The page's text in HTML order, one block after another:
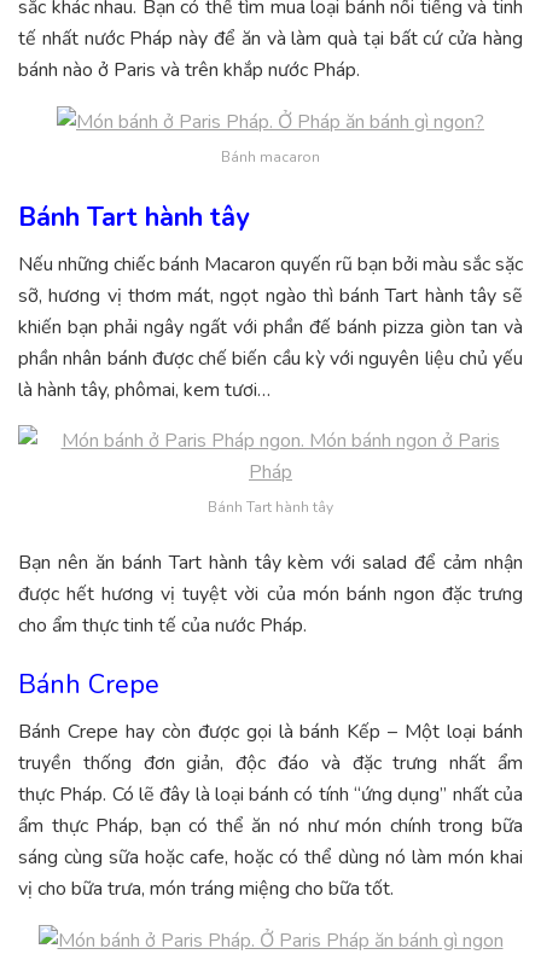
sắc khác nhau. Bạn có thể tìm mua loại bánh nổi tiếng và tinh
tế nhất nước Pháp này để ăn và làm quà tại bất cứ cửa hàng
bánh nào ở Paris và trên khắp nước Pháp.
Bánh macaron
Bánh Tart hành tây
Nếu những chiếc bánh Macaron quyến rũ bạn bởi màu sắc sặc
sỡ, hương vị thơm mát, ngọt ngào thì bánh Tart hành tây sẽ
khiến bạn phải ngây ngất với phần đế bánh pizza giòn tan và
phần nhân bánh được chế biến cầu kỳ với nguyên liệu chủ yếu
là hành tây, phômai, kem tươi…
Bánh Tart hành tây
Bạn nên ăn bánh Tart hành tây kèm với salad để cảm nhận
được hết hương vị tuyệt vời của món bánh ngon đặc trưng
cho ẩm thực tinh tế của nước Pháp.
Bánh Crepe
Bánh Crepe hay còn được gọi là bánh Kếp – Một loại bánh
truyền thống đơn giản, độc đáo và đặc trưng nhất ẩm
thực Pháp. Có lẽ đây là loại bánh có tính “ứng dụng” nhất của
ẩm thực Pháp, bạn có thể ăn nó như món chính trong bữa
sáng cùng sữa hoặc cafe, hoặc có thể dùng nó làm món khai
vị cho bữa trưa, món tráng miệng cho bữa tốt.